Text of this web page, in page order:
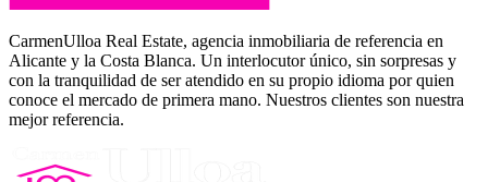
CarmenUlloa Real Estate, agencia inmobiliaria de referencia en
Alicante y la Costa Blanca. Un interlocutor único, sin sorpresas y
con la tranquilidad de ser atendido en su propio idioma por quien
conoce el mercado de primera mano. Nuestros clientes son nuestra
mejor referencia.